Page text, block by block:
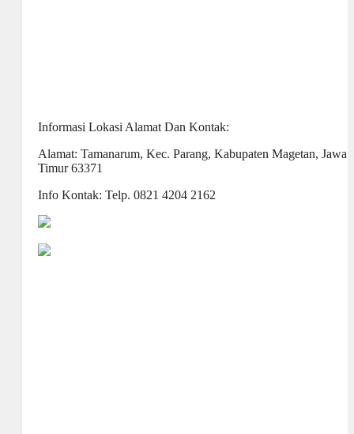
Informasi Lokasi Alamat Dan Kontak:
Alamat: Tamanarum, Kec. Parang, Kabupaten Magetan, Jawa
Timur 63371
Info Kontak: Telp. 0821 4204 2162